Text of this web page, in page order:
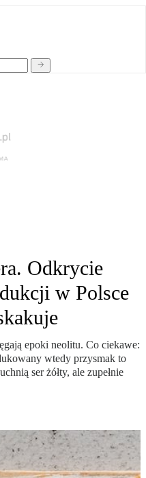
Odkrycie
w Polsce
epoki neolitu. Co ciekawe:
wtedy przysmak to
ser żółty, ale zupełnie